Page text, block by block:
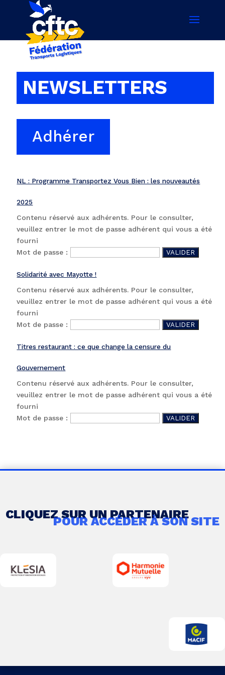
NEWSLETTERS
Adhérer
NL : Programme Transportez Vous Bien : les nouveautés
2025
Contenu réservé aux adhérents. Pour le consulter,
veuillez entrer le mot de passe adhérent qui vous a été
fourni
Mot de passe :
Solidarité avec Mayotte !
Contenu réservé aux adhérents. Pour le consulter,
veuillez entrer le mot de passe adhérent qui vous a été
fourni
Mot de passe :
Titres restaurant : ce que change la censure du
Gouvernement
Contenu réservé aux adhérents. Pour le consulter,
veuillez entrer le mot de passe adhérent qui vous a été
fourni
Mot de passe :
CLIQUEZ SUR UN PARTENAIRE
POUR ACCÉDER À SON SITE